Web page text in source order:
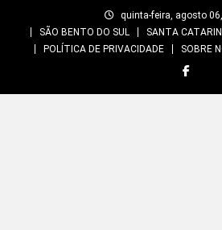
quinta-feira, agosto
SÃO BENTO DO SUL
SANTA
POLÍTICA DE PRIVACIDADE
SOBRE